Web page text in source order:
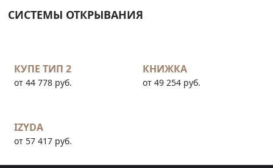
СИСТЕМЫ ОТКРЫВАНИЯ
КУПЕ ТИП 2
от 44 778 руб.
КНИЖКА
от 49 254 руб.
IZYDA
от 57 417 руб.